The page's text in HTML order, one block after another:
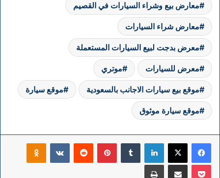
معارض بيع وشراء السيارات في القصيم
معارض شراء السيارات
معرض بدجت لبيع السيارات المستعملة
معرض للسيارات موتري
موقع بيع سيارات الاجانب بالسعودية موقع سيارة
موقع سيارة موثوق
فيسبوك ‫X لينكدإن بينتيريست
‫Pocket مشاركة عبر البريد طباعة